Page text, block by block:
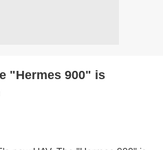
"Hermes 900" is